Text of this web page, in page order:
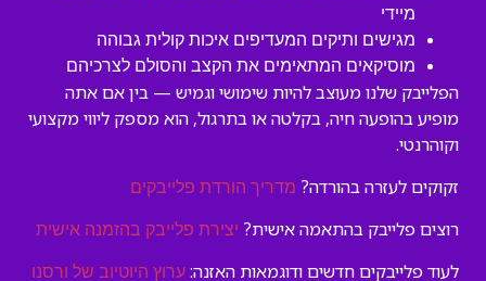
מיידי
מגישים ותיקים המעדיפים איכות קולית גבוהה
מוסיקאים המתאימים את הקצב והסולם לצרכיהם
הפלייבק שלנו מעוצב להיות שימושי וגמיש — בין אם אתה
מופיע בהופעה חיה, בקלטה או בתרגול, הוא מספק ליווי מקצועי
וקוהרנטי.
זקוקים לעזרה בהורדה? מדריך הורדת פלייבקים
רוצים פלייבק בהתאמה אישית? יצירת פלייבק בהזמנה אישית
לעוד פלייבקים חדשים ודוגמאות האזנה: ערוץ היוטיוב של ורסנו